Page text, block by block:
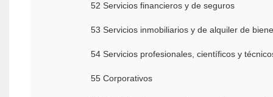
52 Servicios financieros y de seguros
53 Servicios inmobiliarios y de alquiler de
54 Servicios profesionales, cientí­ficos y
55 Corporativos